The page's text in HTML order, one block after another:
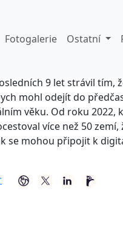
Fotogalerie Ostatní
univerzitního
9 let strávil tím,
mohl odejít do
věku. Od roku 2022,
více než 50
se mohou připojit k